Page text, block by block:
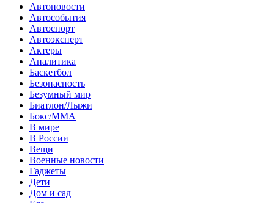
Автоновости
Автособытия
Автоспорт
Автоэксперт
Актеры
Аналитика
Баскетбол
Безопасность
Безумный мир
Биатлон/Лыжи
Бокс/MMA
В мире
В России
Вещи
Военные новости
Гаджеты
Дети
Дом и сад